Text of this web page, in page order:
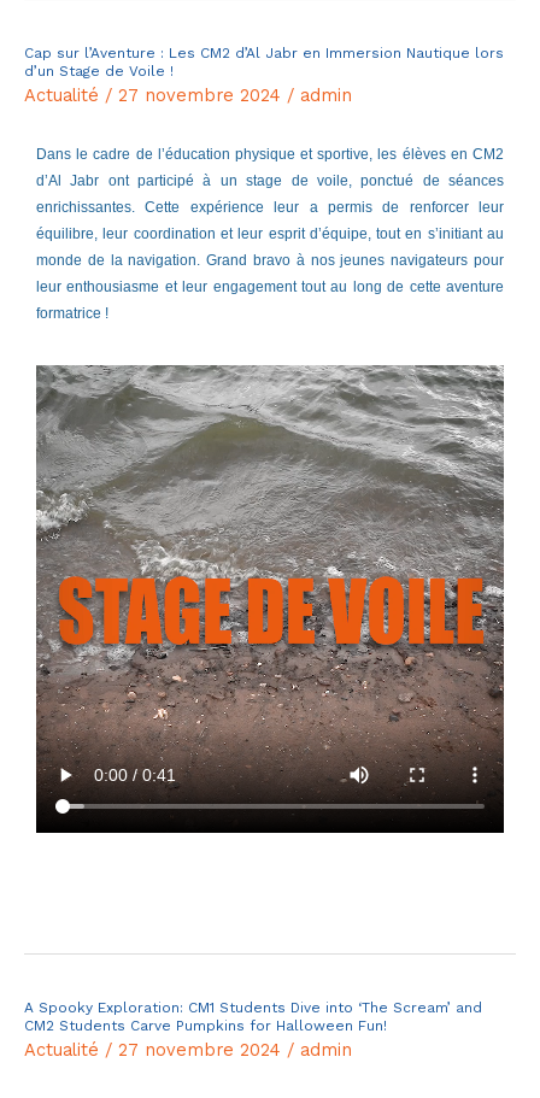
Cap sur l’Aventure : Les CM2 d’Al Jabr en Immersion Nautique lors
d’un Stage de Voile !
Actualité / 27 novembre 2024 / admin
Dans le cadre de l’éducation physique et sportive, les élèves en CM2
d’Al Jabr ont participé à un stage de voile, ponctué de séances
enrichissantes. Cette expérience leur a permis de renforcer leur
équilibre, leur coordination et leur esprit d’équipe, tout en s’initiant au
monde de la navigation. Grand bravo à nos jeunes navigateurs pour
leur enthousiasme et leur engagement tout au long de cette aventure
formatrice !
Cap
sur
Les
CM2
d’Al
Jabr
en
Nautique
lors
d’un
Stage
de
Voile
A Spooky Exploration: CM1 Students Dive into ‘The Scream’ and
CM2 Students Carve Pumpkins for Halloween Fun!
Actualité / 27 novembre 2024 / admin
A
Spooky